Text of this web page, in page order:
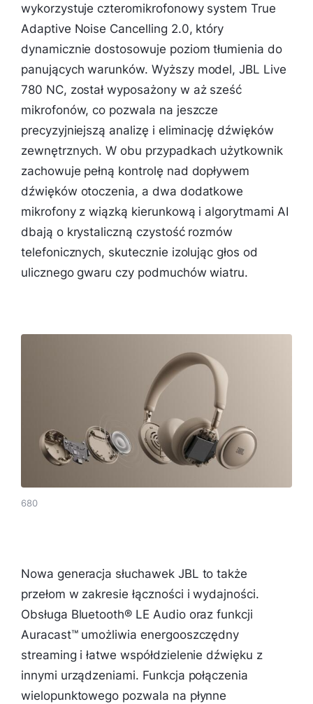
wykorzystuje czteromikrofonowy system True
Adaptive Noise Cancelling 2.0, który
dynamicznie dostosowuje poziom tłumienia do
panujących warunków. Wyższy model, JBL Live
780 NC, został wyposażony w aż sześć
mikrofonów, co pozwala na jeszcze
precyzyjniejszą analizę i eliminację dźwięków
zewnętrznych. W obu przypadkach użytkownik
zachowuje pełną kontrolę nad dopływem
dźwięków otoczenia, a dwa dodatkowe
mikrofony z wiązką kierunkową i algorytmami AI
dbają o krystaliczną czystość rozmów
telefonicznych, skutecznie izolując głos od
ulicznego gwaru czy podmuchów wiatru.
680
Nowa generacja słuchawek JBL to także
przełom w zakresie łączności i wydajności.
Obsługa Bluetooth® LE Audio oraz funkcji
Auracast™ umożliwia energooszczędny
streaming i łatwe współdzielenie dźwięku z
innymi urządzeniami. Funkcja połączenia
wielopunktowego pozwala na płynne